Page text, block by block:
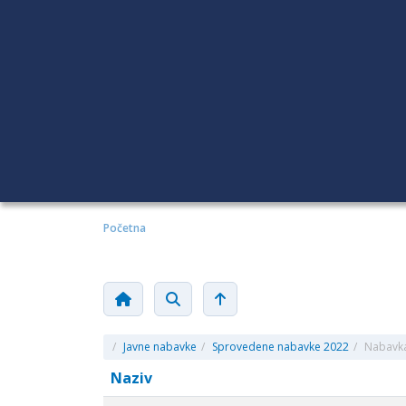
Početna
/ Javne nabavke / Sprovedene nabavke 2022 /
Naziv